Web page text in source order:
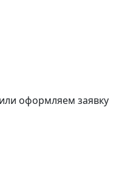
оформляем заявку